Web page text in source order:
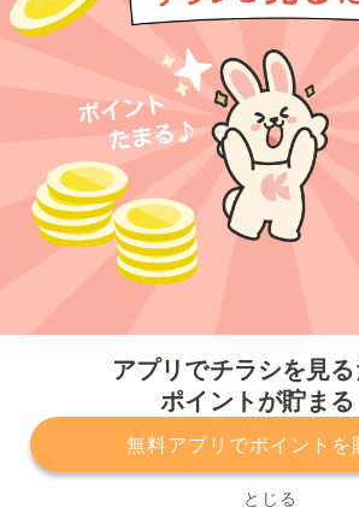
アプリでチラシを見
ポイントが貯まる
無料アプリでポイントを
とじる
プライバシーポリシー 利用規約
サービスに関してのお問い合わせ